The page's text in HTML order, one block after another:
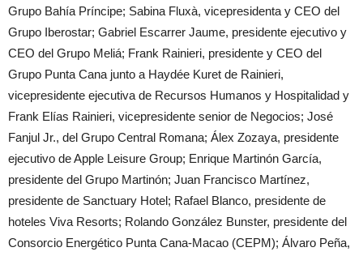
Grupo Bahía Príncipe; Sabina Fluxà, vicepresidenta y CEO del
Grupo Iberostar; Gabriel Escarrer Jaume, presidente ejecutivo y
CEO del Grupo Meliá; Frank Rainieri, presidente y CEO del
Grupo Punta Cana junto a Haydée Kuret de Rainieri,
vicepresidente ejecutiva de Recursos Humanos y Hospitalidad y
Frank Elías Rainieri, vicepresidente senior de Negocios; José
Fanjul Jr., del Grupo Central Romana; Álex Zozaya, presidente
ejecutivo de Apple Leisure Group; Enrique Martinón García,
presidente del Grupo Martinón; Juan Francisco Martínez,
presidente de Sanctuary Hotel; Rafael Blanco, presidente de
hoteles Viva Resorts; Rolando González Bunster, presidente del
Consorcio Energético Punta Cana-Macao (CEPM); Álvaro Peña,